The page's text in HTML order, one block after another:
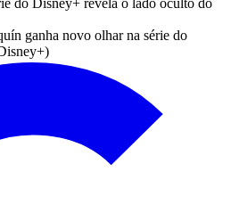
ganha novo olhar na série do